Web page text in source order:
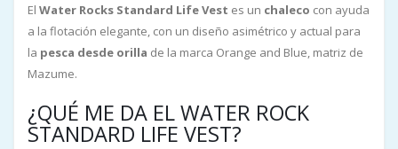
El Water Rocks Standard Life Vest es un chaleco con ayuda
a la flotación elegante, con un diseño asimétrico y actual para
la pesca desde orilla de la marca Orange and Blue, matriz de
Mazume.
¿QUÉ ME DA EL WATER ROCK
STANDARD LIFE VEST?